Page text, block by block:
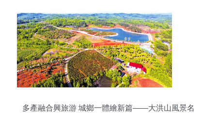
多產融合興旅游 城鄉一體繪新篇——大洪山風景名